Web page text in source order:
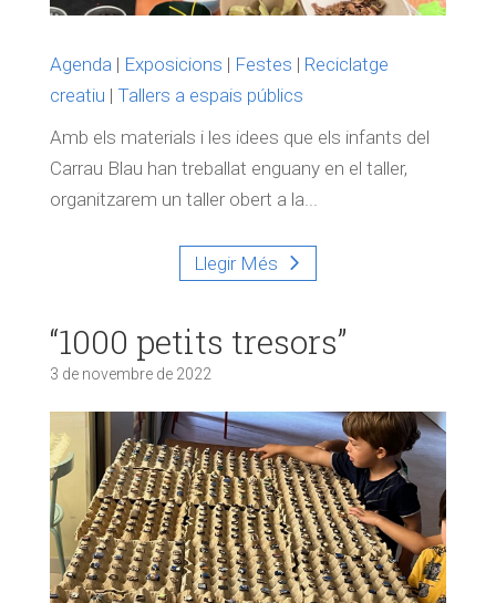
Agenda | Exposicions | Festes | Reciclatge
creatiu | Tallers a espais públics
Amb els materials i les idees que els infants del
Carrau Blau han treballat enguany en el taller,
organitzarem un taller obert a la...
Llegir Més
“1000 petits tresors”
3 de novembre de 2022